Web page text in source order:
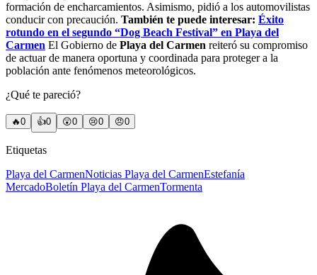
formación de encharcamientos. Asimismo, pidió a los automovilistas
conducir con precaución. También te puede interesar: Éxito
rotundo en el segundo “Dog Beach Festival” en Playa del
Carmen El Gobierno de Playa del Carmen reiteró su compromiso
de actuar de manera oportuna y coordinada para proteger a la
población ante fenómenos meteorológicos.
¿Qué te pareció?
🔥0 👍0 😲0 😢0 😠0
Etiquetas
Playa del CarmenNoticias Playa del CarmenEstefanía
MercadoBoletín Playa del CarmenTormenta